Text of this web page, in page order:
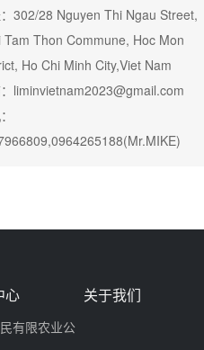
302/28 Nguyen Thi Ngau Street,
Tam Thon Commune, Hoc Mon
Ho Chi Minh City,Viet Nam
liminvietnam2023@gmail.com
心
有限农业公
关于我们